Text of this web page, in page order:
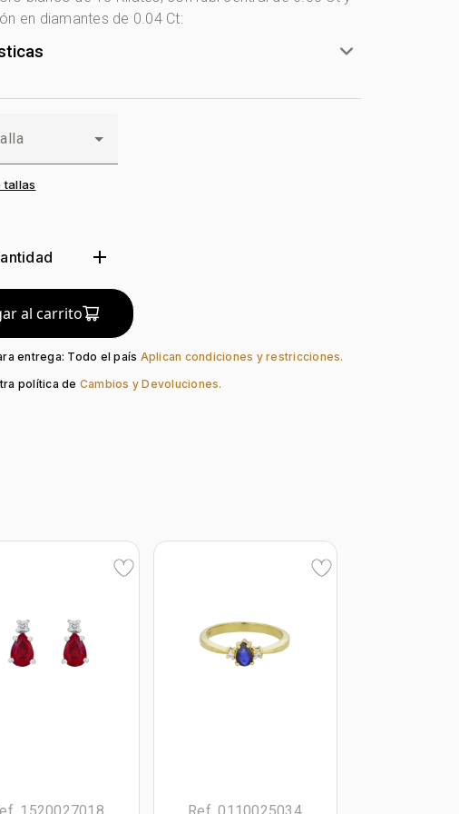
en diamantes de 0.04 Ct:
Mujer
18 Kilates
Ninguno
central:
Diamante
tallas
add
al carrito
entrega: Todo el país Aplican condiciones y restricciones.
política de Cambios y Devoluciones.